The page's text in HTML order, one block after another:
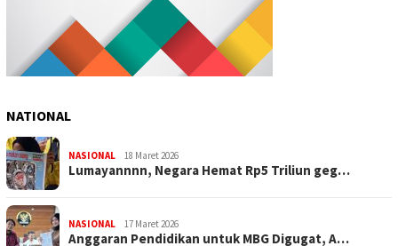
NATIONAL
NASIONAL 18 Maret 2026
Lumayannnn, Negara Hemat Rp5 Triliun geg…
NASIONAL 17 Maret 2026
Anggaran Pendidikan untuk MBG Digugat, A…